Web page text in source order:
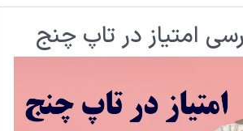
امتیاز در تاپ چنج